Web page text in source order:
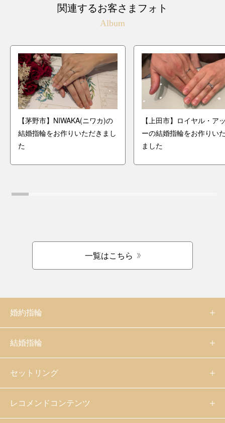
関連するお客さまフォト
Album
【茅野市】NIWAKA(ニワカ)の
結婚指輪をお作りいただきまし
た
【上田市】ロイヤル・ア
ーの結婚指輪をお作りい
ました
一覧はこちら
婚約指輪
結婚指輪
セットリング
レコメンドコンテンツ